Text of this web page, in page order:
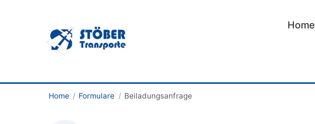
Home
Home / Formulare / Beiladungsanfrage